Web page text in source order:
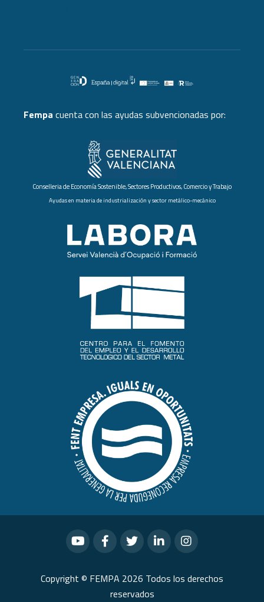
Fempa cuenta con las ayudas subvencionadas por:
Conselleria de Economía Sostenible, Sectores Productivos, Comercio y Trabajo
Ayudas en materia de industrialización y sector metálico-mecánico
Copyright © FEMPA 2026 Todos los derechos
reservados